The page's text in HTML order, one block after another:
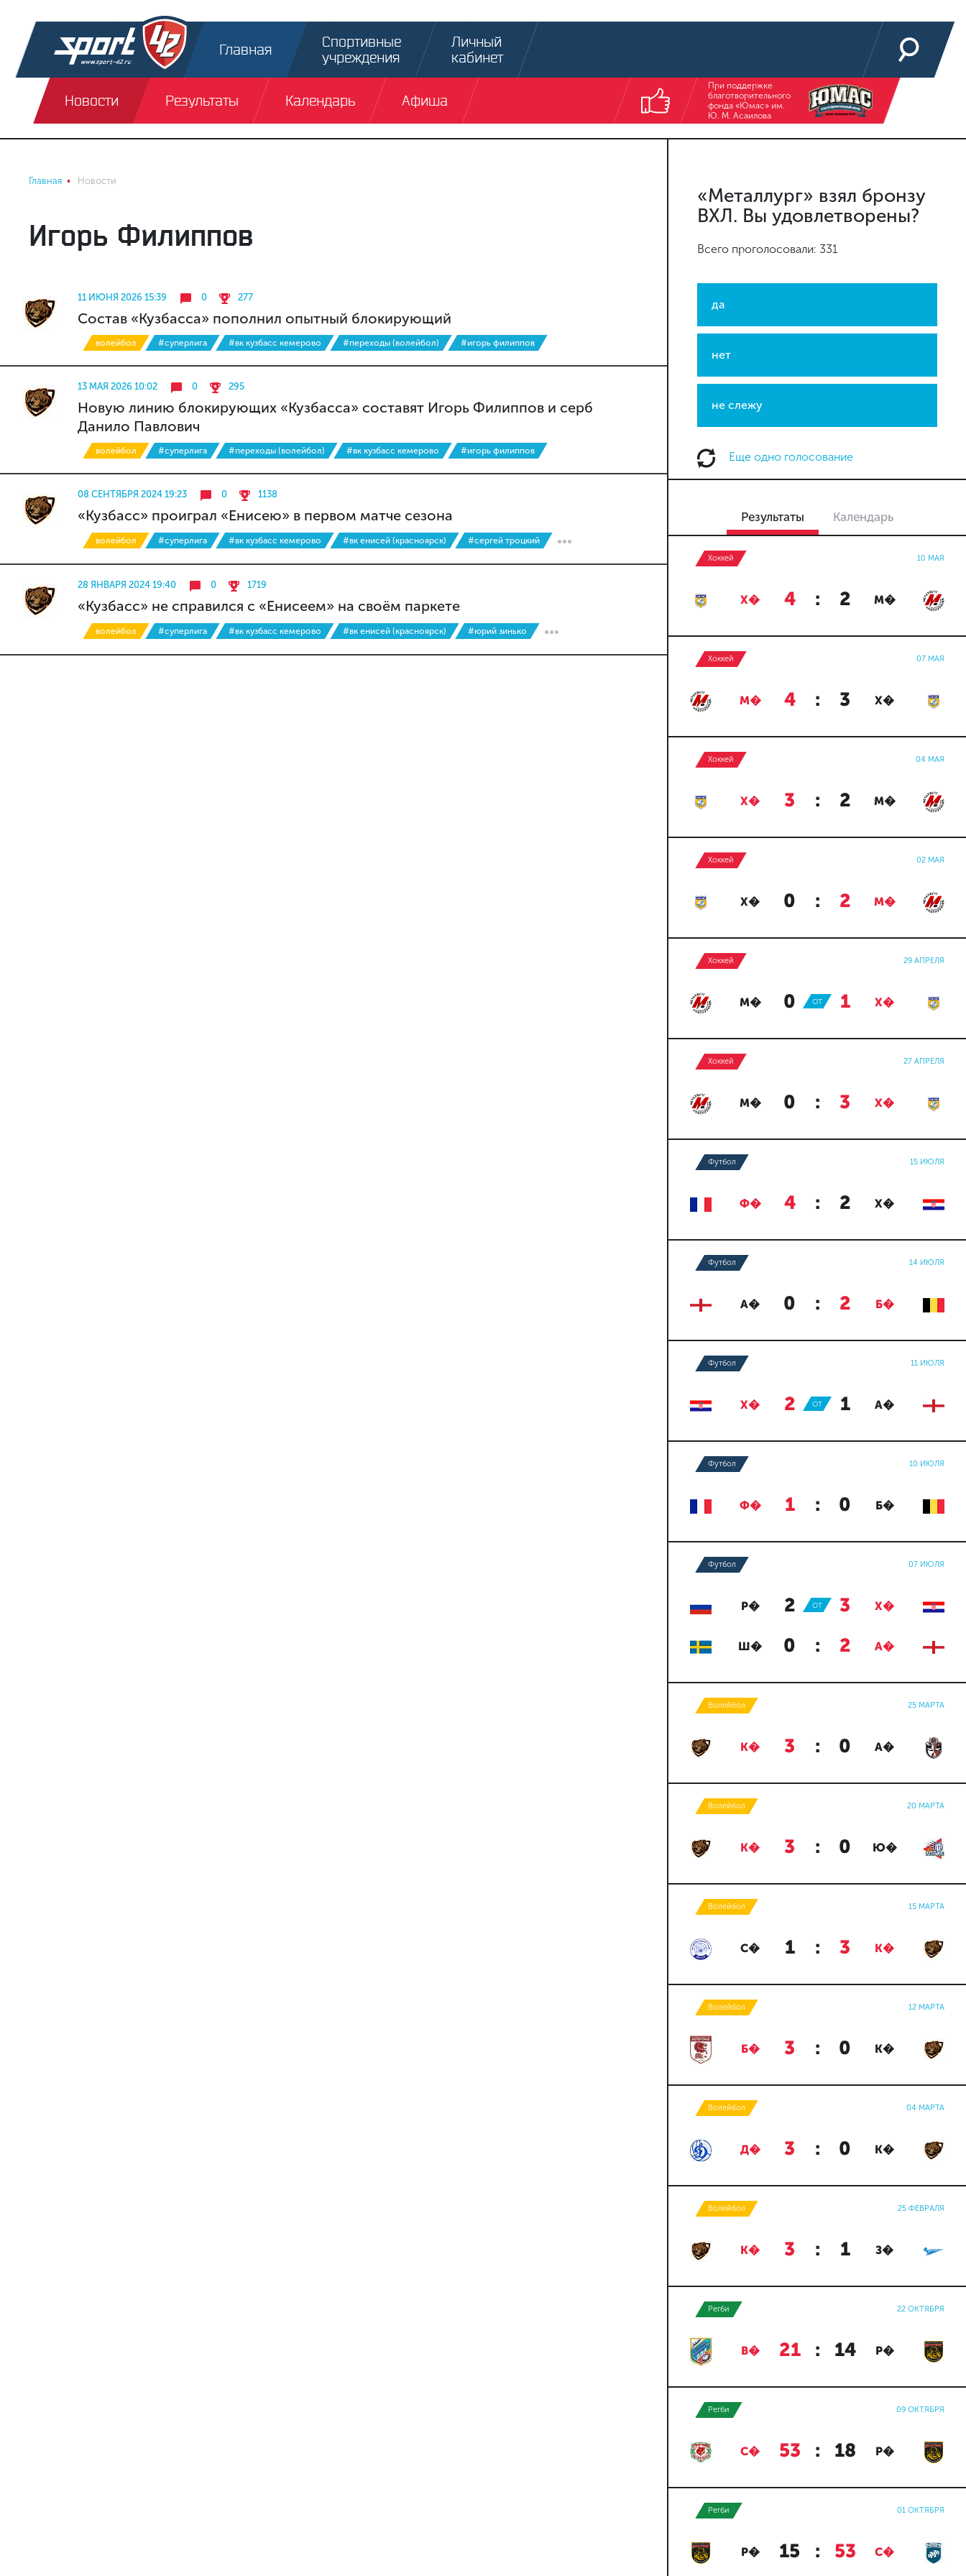
Главная
Спортивные
учреждения
Личный
кабинет
Новости Результаты Календарь Афиша
При поддержке
благотворительного
фонда «Юмас» им.
Ю. М. Асаилова
Главная Новости
Игорь Филиппов
11 ИЮНЯ 2026 15:39 0 277
Состав «Кузбасса» пополнил опытный блокирующий
волейбол #суперлига #вк кузбасс кемерово #переходы (волейбол) #игорь филиппов
13 МАЯ 2026 10:02 0 295
Новую линию блокирующих «Кузбасса» составят Игорь Филиппов и серб
Данило Павлович
волейбол #суперлига #переходы (волейбол) #вк кузбасс кемерово #игорь филиппов
08 СЕНТЯБРЯ 2024 19:23 0 1138
«Кузбасс» проиграл «Енисею» в первом матче сезона
волейбол #суперлига #вк кузбасс кемерово #вк енисей (красноярск) #сергей троцкий
28 ЯНВАРЯ 2024 19:40 0 1719
«Кузбасс» не справился с «Енисеем» на своём паркете
волейбол #суперлига #вк кузбасс кемерово #вк енисей (красноярск) #юрий зинько
«Металлург» взял бронзу
ВХЛ. Вы удовлетворены?
Всего проголосовали: 331
да
нет
не слежу
Еще одно голосование
Результаты Календарь
Хоккей 10 МАЯ
Х� 4 : 2 М�
Хоккей 07 МАЯ
М� 4 : 3 Х�
Хоккей 04 МАЯ
Х� 3 : 2 М�
Хоккей 02 МАЯ
Х� 0 : 2 М�
Хоккей 29 АПРЕЛЯ
М� 0 : 1 Х�
ОТ
Хоккей 27 АПРЕЛЯ
М� 0 : 3 Х�
Футбол 15 ИЮЛЯ
Ф� 4 : 2 Х�
Футбол 14 ИЮЛЯ
А� 0 : 2 Б�
Футбол 11 ИЮЛЯ
Х� 2 : 1 А�
ОТ
Футбол 10 ИЮЛЯ
Ф� 1 : 0 Б�
Футбол 07 ИЮЛЯ
Р� 2 : 3 Х�
ОТ
Ш� 0 : 2 А�
Волейбол 25 МАРТА
К� 3 : 0 А�
Волейбол 20 МАРТА
К� 3 : 0 Ю�
Волейбол 15 МАРТА
С� 1 : 3 К�
Волейбол 12 МАРТА
Б� 3 : 0 К�
Волейбол 04 МАРТА
Д� 3 : 0 К�
Волейбол 25 ФЕВРАЛЯ
К� 3 : 1 З�
Регби 22 ОКТЯБРЯ
В� 21 : 14 Р�
Регби 09 ОКТЯБРЯ
С� 53 : 18 Р�
Регби 01 ОКТЯБРЯ
Р� 15 : 53 С�